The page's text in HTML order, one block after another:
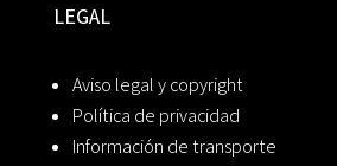
LEGAL
Aviso legal y copyright
Política de privacidad
Información de transporte